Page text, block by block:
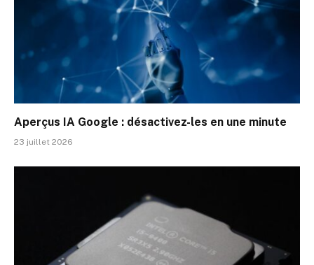
Aperçus IA Google : désactivez-les en une minute
23 juillet 2026